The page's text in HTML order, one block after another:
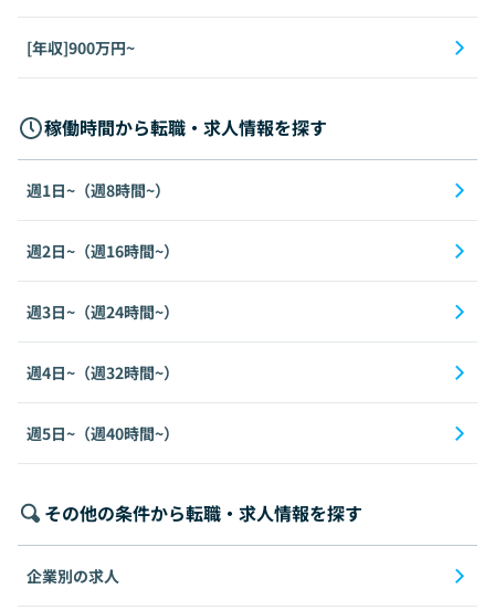
[年収]900万円~
稼働時間から転職・求人情報を探す
週1日~（週8時間~）
週2日~（週16時間~）
週3日~（週24時間~）
週4日~（週32時間~）
週5日~（週40時間~）
その他の条件から転職・求人情報を探す
企業別の求人